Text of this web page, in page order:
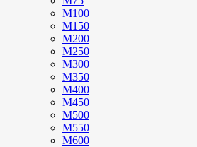
М100
М150
М200
М250
М300
М350
М400
М450
М500
М550
М600